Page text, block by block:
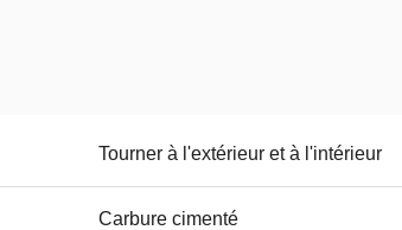
Tourner à l'extérieur et à l'intérieur
Carbure cimenté